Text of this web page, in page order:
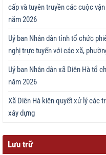
cấp và tuyên truyền các cuộc
năm 2026
Uỷ ban Nhân dân tỉnh tổ chức
nghị trực tuyến với các xã,
Uỷ ban Nhân dân xã Diên Hà tổ
năm 2026
Xã Diên Hà kiên quyết xử lý các
xây dựng
Lưu trữ